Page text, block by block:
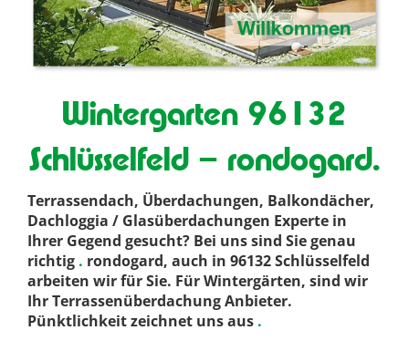
Wintergarten 96132
Schlüsselfeld – rondogard.
Terrassendach, Überdachungen, Balkondächer,
Dachloggia / Glasüberdachungen Experte in
Ihrer Gegend gesucht? Bei uns sind Sie genau
richtig . rondogard, auch in 96132 Schlüsselfeld
arbeiten wir für Sie. Für Wintergärten, sind wir
Ihr Terrassenüberdachung Anbieter.
Pünktlichkeit zeichnet uns aus .